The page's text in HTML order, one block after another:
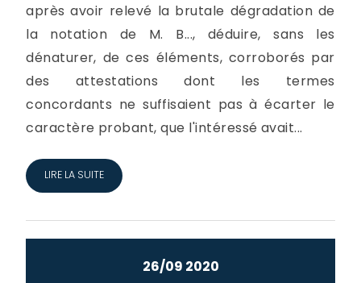
après avoir relevé la brutale dégradation de
la notation de M. B..., déduire, sans les
dénaturer, de ces éléments, corroborés par
des attestations dont les termes
concordants ne suffisaient pas à écarter le
caractère probant, que l'intéressé avait...
LIRE LA SUITE
26/09 2020